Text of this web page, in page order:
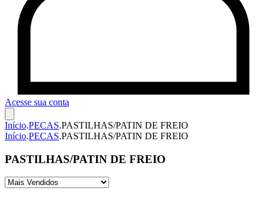
Acesse sua conta
Início.PECAS.PASTILHAS/PATIN DE FREIO
Início.PECAS.PASTILHAS/PATIN DE FREIO
PASTILHAS/PATIN DE FREIO